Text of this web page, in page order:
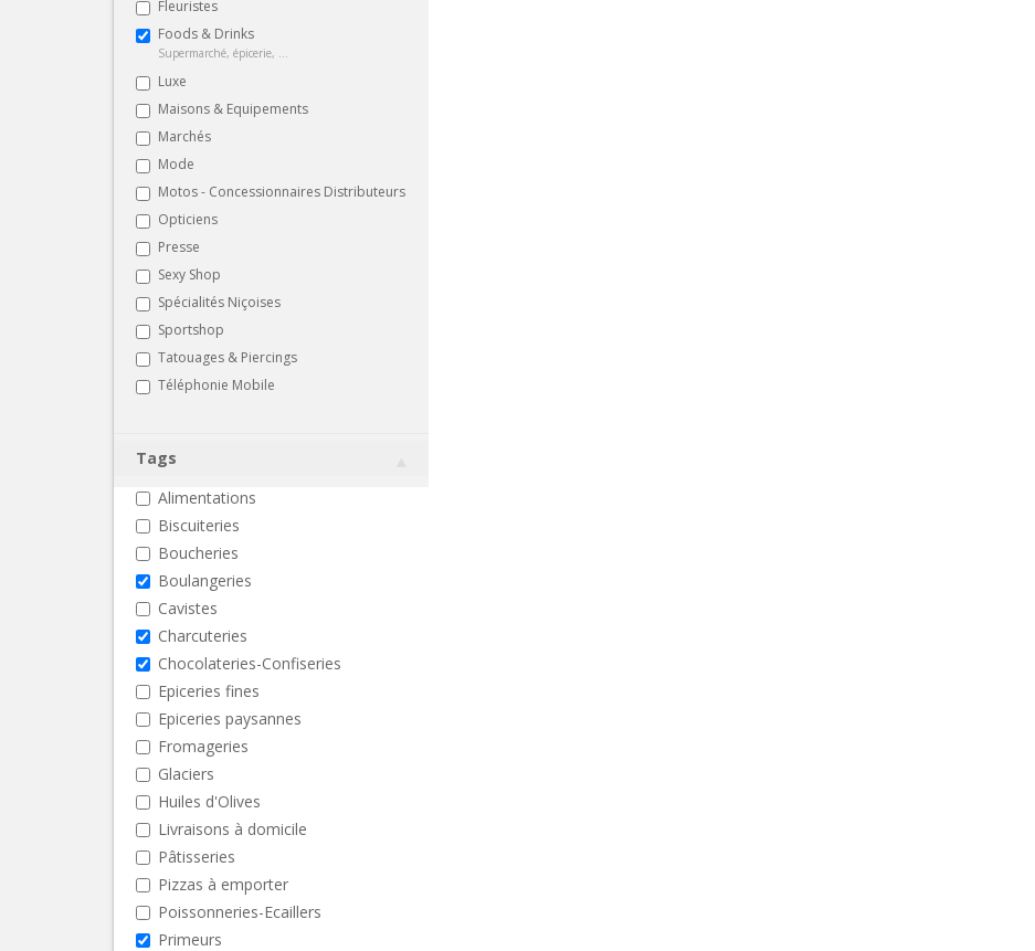
Fleuristes
Foods & Drinks
Supermarché, épicerie, ...
Luxe
Maisons & Equipements
Marchés
Mode
Motos - Concessionnaires Distributeurs
Opticiens
Presse
Sexy Shop
Spécialités Niçoises
Sportshop
Tatouages & Piercings
Téléphonie Mobile
Tags
Alimentations
Biscuiteries
Boucheries
Boulangeries
Cavistes
Charcuteries
Chocolateries-Confiseries
Epiceries fines
Epiceries paysannes
Fromageries
Glaciers
Huiles d'Olives
Livraisons à domicile
Pâtisseries
Pizzas à emporter
Poissonneries-Ecaillers
Primeurs